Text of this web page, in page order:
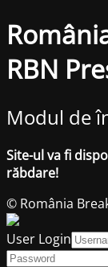
RBN
Modul de
Site-ul va fi
răbdare!
© România
User Login